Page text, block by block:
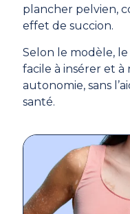
plancher pelvien,
effet de succion.
Selon le modèle,
facile à insérer et
autonomie, sans
santé.